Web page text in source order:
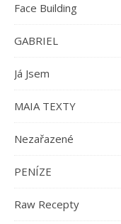
Face Building
GABRIEL
Já Jsem
MAIA TEXTY
Nezařazené
PENÍZE
Raw Recepty